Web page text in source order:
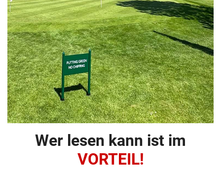
Wer lesen kann ist im
VORTEIL!